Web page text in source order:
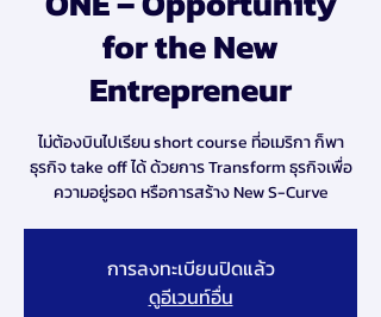
for the New
Entrepreneur
ไม่ต้องบินไปเรียน short course ที่อเมริกา ก็พา
ธุรกิจ take off ได้ ด้วยการ Transform ธุรกิจเพื่อ
ความอยู่รอด หรือการสร้าง New S-Curve
การลงทะเบียนปิดแล้ว
ดูอีเวนท์อื่น